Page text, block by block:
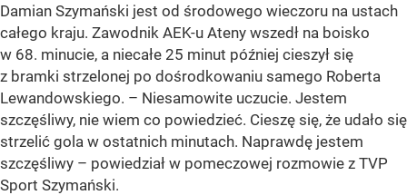
Damian Szymański jest od środowego wieczoru na ustach
całego kraju. Zawodnik AEK-u Ateny wszedł na boisko
w 68. minucie, a niecałe 25 minut później cieszył się
z bramki strzelonej po dośrodkowaniu samego Roberta
Lewandowskiego. – Niesamowite uczucie. Jestem
szczęśliwy, nie wiem co powiedzieć. Cieszę się, że udało się
strzelić gola w ostatnich minutach. Naprawdę jestem
szczęśliwy – powiedział w pomeczowej rozmowie z TVP
Sport Szymański.